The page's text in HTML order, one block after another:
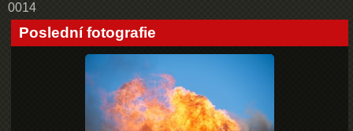
0014
Poslední fotografie